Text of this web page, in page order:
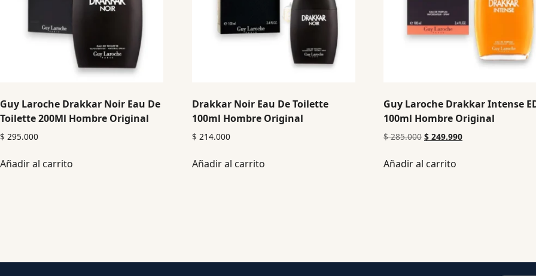
Guy Laroche Drakkar Noir Eau De
Toilette 200Ml Hombre Original
$ 295.000
Añadir al carrito
Drakkar Noir Eau De Toilette
100ml Hombre Original
$ 214.000
Añadir al carrito
Guy Laroche Drakkar Intense
100ml Hombre Original
$285.000 $ 249.990
Añadir al carrito